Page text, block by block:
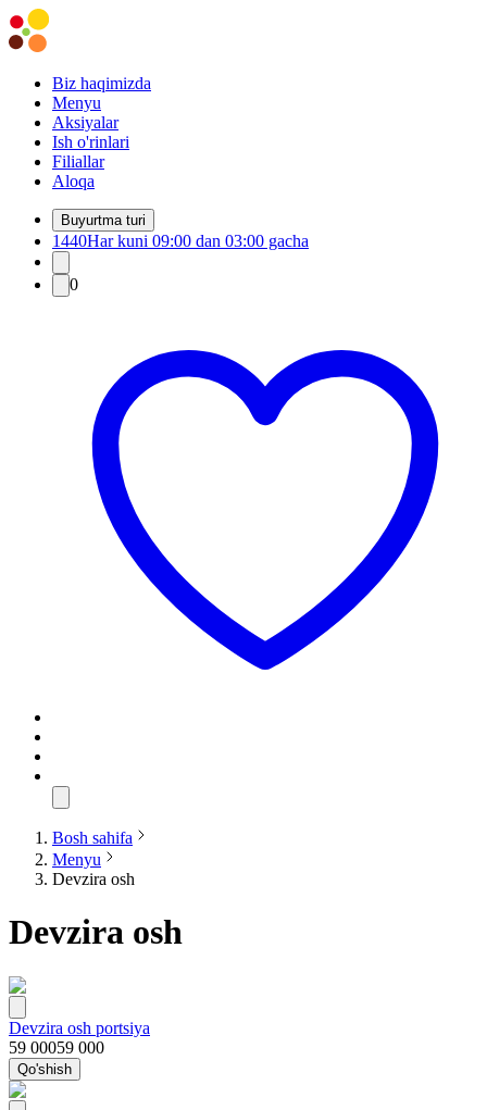
Biz haqimizda
Menyu
Aksiyalar
Ish o'rinlari
Filiallar
Aloqa
Buyurtma turi
1440Har kuni 09:00 dan 03:00 gacha
0
Bosh sahifa
Menyu
Devzira osh
Devzira osh
Devzira osh portsiya
59 00059 000
Qo'shish